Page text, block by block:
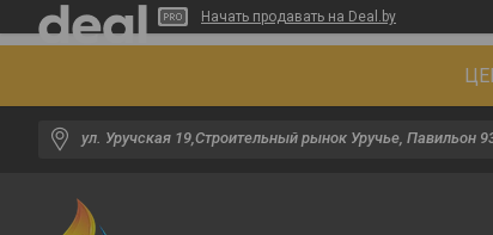
Начать продавать на Deal.by
ул. Уручская 19,Строительный рынок Уручье, Павильон